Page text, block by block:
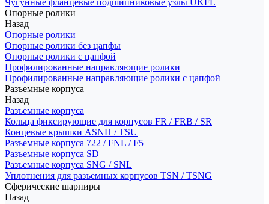
Чугунные фланцевые подшипниковые узлы UKFL
Опорные ролики
Назад
Опорные ролики
Опорные ролики без цапфы
Опорные ролики с цапфой
Профилированные направляющие ролики
Профилированные направляющие ролики с цапфой
Разъемные корпуса
Назад
Разъемные корпуса
Кольца фиксирующие для корпусов FR / FRB / SR
Концевые крышки ASNH / TSU
Разъемные корпуса 722 / FNL / F5
Разъемные корпуса SD
Разъемные корпуса SNG / SNL
Уплотнения для разъемных корпусов TSN / TSNG
Сферические шарниры
Назад